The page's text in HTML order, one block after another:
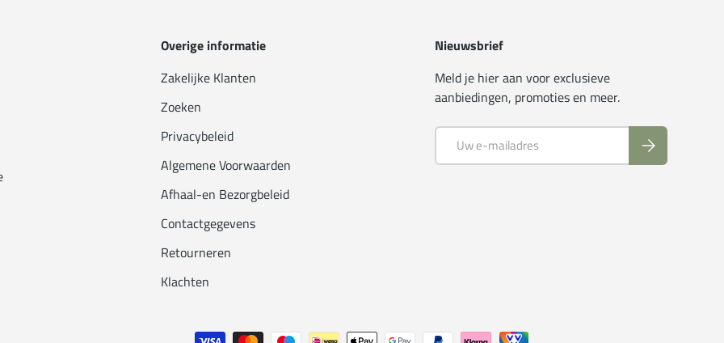
Overige informatie
Zakelijke Klanten
Zoeken
Privacybeleid
Algemene Voorwaarden
Afhaal-en Bezorgbeleid
Contactgegevens
Retourneren
Klachten
Nieuwsbrief
Meld je hier aan voor exclusieve
aanbiedingen, promoties en meer.
E-mailadres Abonneer